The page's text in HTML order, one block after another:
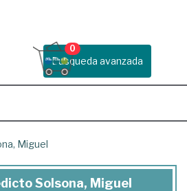
Busqueda avanzada
0
Miguel
Solsona, Miguel